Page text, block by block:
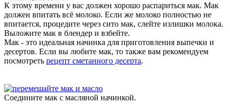
К этому времени у вас должен хорошо распариться мак. Мак
должен впитать всё молоко. Если же молоко полностью не
впитается, процедите через сито мак, слейте излишки молока.
Выложите мак в блендер и взбейте.
Мак - это идеальная начинка для приготовления выпечки и
десертов. Если вы любите мак, то также вам рекомендуем
посмотреть рецепт сметанного десерта.
Соедините мак с масляной начинкой.